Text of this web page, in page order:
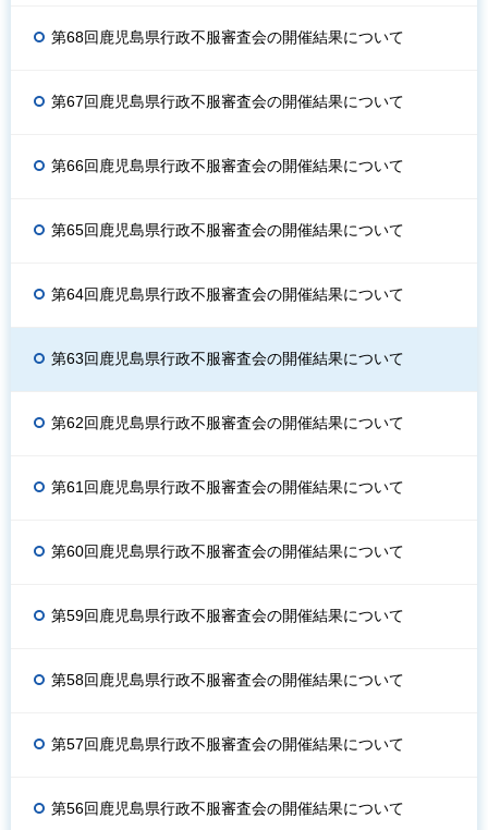
第68回鹿児島県行政不服審査会の開催結果について
第67回鹿児島県行政不服審査会の開催結果について
第66回鹿児島県行政不服審査会の開催結果について
第65回鹿児島県行政不服審査会の開催結果について
第64回鹿児島県行政不服審査会の開催結果について
第63回鹿児島県行政不服審査会の開催結果について
第62回鹿児島県行政不服審査会の開催結果について
第61回鹿児島県行政不服審査会の開催結果について
第60回鹿児島県行政不服審査会の開催結果について
第59回鹿児島県行政不服審査会の開催結果について
第58回鹿児島県行政不服審査会の開催結果について
第57回鹿児島県行政不服審査会の開催結果について
第56回鹿児島県行政不服審査会の開催結果について